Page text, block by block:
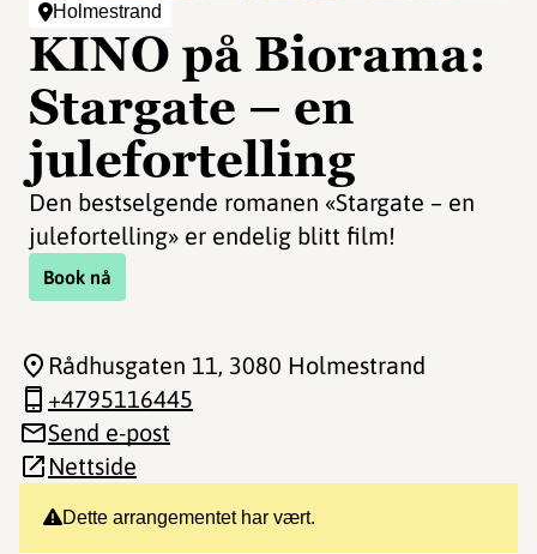
Holmestrand
KINO på Biorama:
Stargate – en
julefortelling
Den bestselgende romanen «Stargate – en
julefortelling» er endelig blitt film!
Book nå
Dette arrangementet har vært.
Rådhusgaten 11, 3080 Holmestrand
+4795116445
Send e-post
Nettside